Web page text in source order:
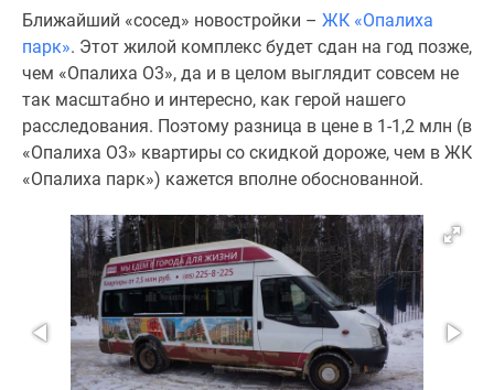
Ближайший «сосед» новостройки – ЖК «Опалиха
парк». Этот жилой комплекс будет сдан на год позже,
чем «Опалиха О3», да и в целом выглядит совсем не
так масштабно и интересно, как герой нашего
расследования. Поэтому разница в цене в 1-1,2 млн (в
«Опалиха О3» квартиры со скидкой дороже, чем в ЖК
«Опалиха парк») кажется вполне обоснованной.